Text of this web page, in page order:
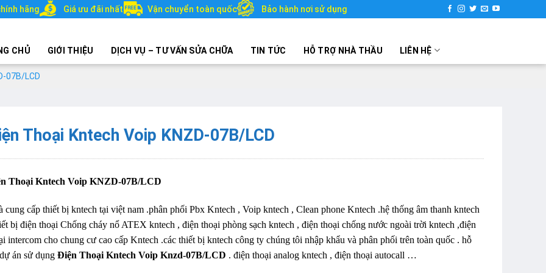
hãng Giá ưu đãi nhất Vận chuyển toàn quốc Bảo hành nơi sử dụng
CHỦ GIỚI THIỆU DỊCH VỤ – TƯ VẤN SỬA CHỮA TIN TỨC HỖ TRỢ NHÀ THẦU LIÊN HỆ
07B/LCD
Thoại Kntech Voip KNZD-07B/LCD
Thoại Kntech Voip KNZD-07B/LCD
cung cấp thiết bị kntech tại việt nam .phân phối Pbx Kntech , Voip kntech , Clean phone Kntech .hệ thống âm thanh kntech
bị điện thoại Chống cháy nổ ATEX kntech , điện thoại phòng sạch kntech , điện thoại chống nước ngoài trời kntech ,điện
intercom cho chung cư cao cấp Kntech .các thiết bị kntech công ty chúng tôi nhập khẩu và phân phối trên toàn quốc . hỗ
án sử dụng Điện Thoại Kntech Voip Knzd-07B/LCD . điện thoại analog kntech , điện thoại autocall …